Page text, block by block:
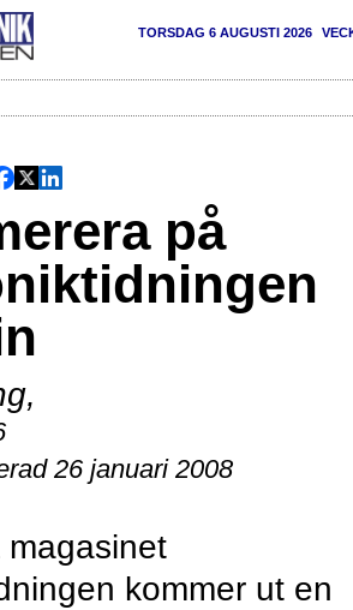
TORSDAG 6 AUGUSTI 2026
på
,
26 januari 2008
magasinet
kommer ut en